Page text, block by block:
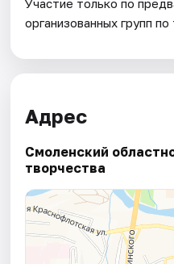
Участие только по
организованных групп
Адрес
Смоленский
творчества